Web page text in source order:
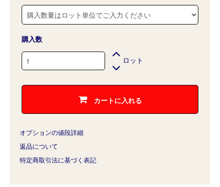
購入数
ロット
カートに入れる
オプションの値段詳細
返品について
特定商取引法に基づく表記